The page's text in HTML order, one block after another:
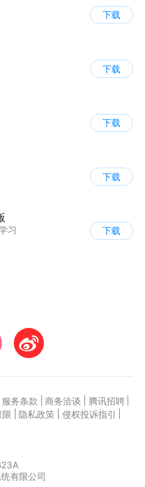
下载
下载
下载
下载
习
下载
服务条款 商务洽谈 腾讯招聘
限 隐私政策 侵权投诉指引
有限公司